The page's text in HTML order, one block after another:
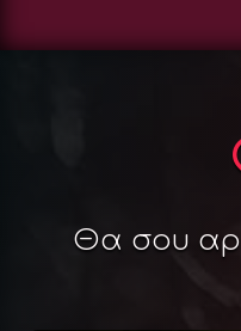
Θα σου